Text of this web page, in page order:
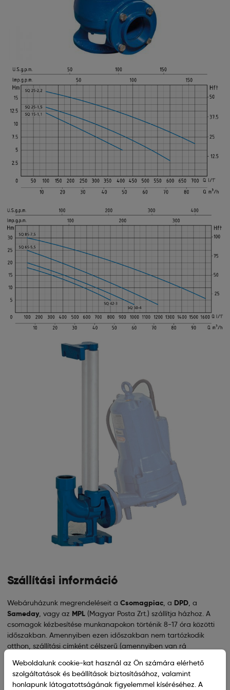
Weboldalunk cookie-kat használ az Ön számára elérhető
szolgáltatások és beállítások biztosításához, valamint
honlapunk látogatottságának figyelemmel kíséréséhez. A
Szállítási információ
Webáruházunk megrendeléseit a Csomagpiac, a DPD, a
Sameday, vagy az MPL (Magyar Posta Zrt.) szállítja házhoz. A
csomagok kézbesítése munkanapokon történik 8-17 óra közötti
időszakban. Amennyiben ezen időszakban nem tartózkodik
otthon, szállítási címként célszerű (amennyiben van rá
kézbesítést kísérel meg. Az át nem vett csomagok szállítási
költségét a megrendelőre terheljük!